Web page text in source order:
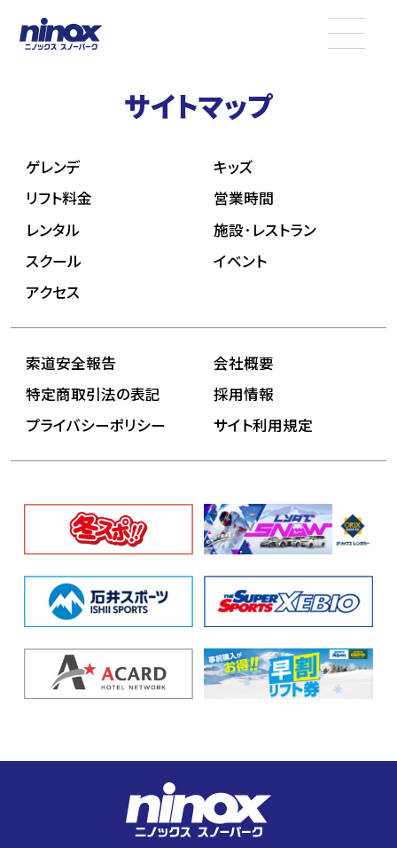
サイトマップ
ゲレンデ
キッズ
リフト料金
営業時間
レンタル
施設·レストラン
スクール
イベント
アクセス
索道安全報告
会社概要
特定商取引法の表記
採用情報
プライバシーポリシー
サイト利用規定